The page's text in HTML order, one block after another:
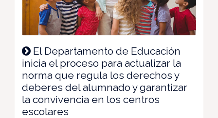
El Departamento de Educación
inicia el proceso para actualizar la
norma que regula los derechos y
deberes del alumnado y garantizar
la convivencia en los centros
escolares